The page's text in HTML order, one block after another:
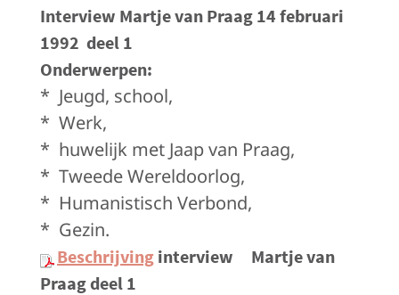
Interview Martje van Praag 14 februari
1992 deel 1
Onderwerpen:
* Jeugd, school,
* Werk,
* huwelijk met Jaap van Praag,
* Tweede Wereldoorlog,
* Humanistisch Verbond,
* Gezin.
Beschrijving interview Martje van
Praag deel 1